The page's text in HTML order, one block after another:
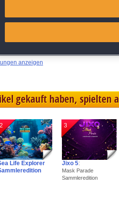
teuer. Also insgesamt machte mir das
anzeigen
gekauft haben, spielten
2
Life Explorer
3
Jixo 5:
Mask Parade
Sammleredition